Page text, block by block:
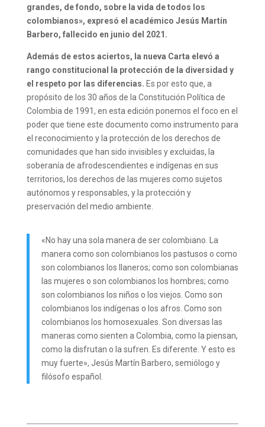
grandes, de fondo, sobre la vida de todos los
colombianos», expresó el académico Jesús Martín
Barbero, fallecido en junio del 2021.
Además de estos aciertos, la nueva Carta elevó a
rango constitucional la protección de la diversidad y
el respeto por las diferencias. Es por esto que, a
propósito de los 30 años de la Constitución Política de
Colombia de 1991, en esta edición ponemos el foco en el
poder que tiene este documento como instrumento para
el reconocimiento y la protección de los derechos de
comunidades que han sido invisibles y excluidas, la
soberanía de afrodescendientes e indígenas en sus
territorios, los derechos de las mujeres como sujetos
autónomos y responsables, y la protección y
preservación del medio ambiente.
«No hay una sola manera de ser colombiano. La
manera como son colombianos los pastusos o como
son colombianos los llaneros; como son colombianas
las mujeres o son colombianos los hombres; como
son colombianos los niños o los viejos. Como son
colombianos los indígenas o los afros. Como son
colombianos los homosexuales. Son diversas las
maneras como sienten a Colombia, como la piensan,
como la disfrutan o la sufren. Es diferente. Y esto es
muy fuerte», Jesús Martín Barbero, semiólogo y
filósofo español.